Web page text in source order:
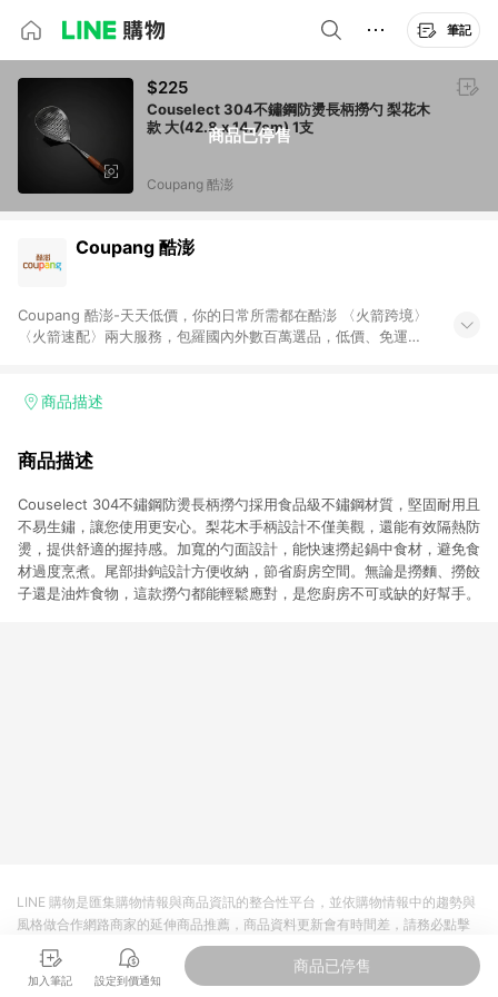
筆記
商品已停售
$225
Couselect 304不鏽鋼防燙長柄撈勺 梨花木
款 大(42.8 x 14.7cm) 1支
Coupang 酷澎
Coupang 酷澎
Coupang 酷澎-天天低價，你的日常所需都在酷澎 〈火箭跨境〉
〈火箭速配〉兩大服務，包羅國內外數百萬選品，低價、免運，
加入WOW會員告別湊免運，火箭速配、火箭跨境優質選品不限金
商品描述
商品描述
Couselect 304不鏽鋼防燙長柄撈勺採用食品級不鏽鋼材質，堅固耐用且
不易生鏽，讓您使用更安心。梨花木手柄設計不僅美觀，還能有效隔熱防
燙，提供舒適的握持感。加寬的勺面設計，能快速撈起鍋中食材，避免食
材過度烹煮。尾部掛鉤設計方便收納，節省廚房空間。無論是撈麵、撈餃
子還是油炸食物，這款撈勺都能輕鬆應對，是您廚房不可或缺的好幫手。
加入筆記 設定到價通知
商品已停售
LINE 購物是匯集購物情報與商品資訊的整合性平台，並依購物情報中的趨勢與
風格做合作網路商家的延伸商品推薦，商品資料更新會有時間差，請務必點擊
商品至各合作網路商家，確認現售價與購物條件，一切資訊以合作廠商網頁為
準。